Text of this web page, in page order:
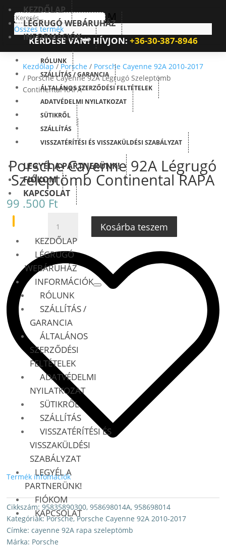
M
Összes termék
KÉRDÉSE VAN? HÍVJON: +36-30-387-8946
KEZDŐLAP
LÉGRUGÓ WEBÁRUHÁZ
INFORMÁCIÓK
RÓLUNK
SZÁLLÍTÁS / GARANCIA
ÁLTALÁNOS SZERZŐDÉSI FELTÉTELEK
ADATVÉDELMI NYILATKOZAT
SÜTIKRŐL
SZÁLLÍTÁS
VISSZATÉRÍTÉSI ÉS VISSZAKÜLDÉSI SZABÁLYZAT
LEGYÉL A PARTNERÜNK!
FIÓKOM
KAPCSOLAT
KEZDŐLAP
LÉGRUGÓ
WEBÁRUHÁZ
INFORMÁCIÓK
RÓLUNK
SZÁLLÍTÁS /
GARANCIA
ÁLTALÁNOS
SZERZŐDÉSI
FELTÉTELEK
ADATVÉDELMI
NYILATKOZAT
SÜTIKRŐL
SZÁLLÍTÁS
VISSZATÉRÍTÉSI ÉS
VISSZAKÜLDÉSI
SZABÁLYZAT
LEGYÉL A
PARTNERÜNK!
FIÓKOM
KAPCSOLAT
Kezdőlap/Porsche / Porsche Cayenne 92A 2010-2017
/ Porsche Cayenne 92A Légrugó Szeleptömb
Continental RAPA
Porsche Cayenne 92A Légrugó
Szeleptömb Continental RAPA
99 .500 Ft
CAYENNE
92A
LÉGRUGÓ
SZELEPTÖMB
CONTINENTAL
RAPA
MENNYISÉG
Kosárba teszem
Termék infomációk
Cikkszám:95835890300, 958698014A, 958698014
Kategóriák:Porsche,Porsche Cayenne 92A 2010-2017
Címke:cayenne 92A rapa szeleptömb
Márka: Porsche